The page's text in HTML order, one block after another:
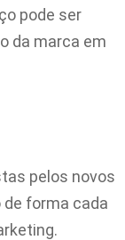
pode ser
da marca em
pelos novos
forma cada